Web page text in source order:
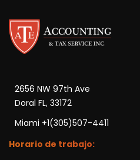
2656 NW 97th Ave
Doral FL, 33172
Miami +1(305)507-4411
Horario de trabajo: